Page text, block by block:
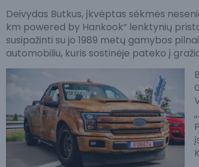
Deivydas Butkus, įkvėptas sėkmės
km powered by Hankook“ lenktynių
susipažinti su jo 1989 metų gamybos
automobiliu, kuris sostinėje pateko į